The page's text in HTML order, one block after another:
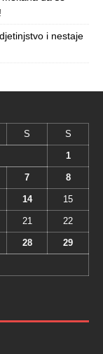
i nestaje
S S
1
7 8
14 15
21 22
28 29